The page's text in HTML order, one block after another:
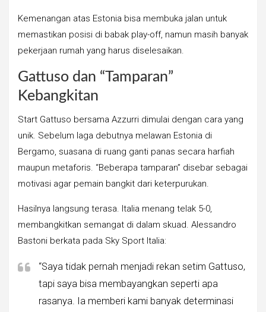
Kemenangan atas Estonia bisa membuka jalan untuk
memastikan posisi di babak play-off, namun masih banyak
pekerjaan rumah yang harus diselesaikan.
Gattuso dan “Tamparan”
Kebangkitan
Start Gattuso bersama Azzurri dimulai dengan cara yang
unik. Sebelum laga debutnya melawan Estonia di
Bergamo, suasana di ruang ganti panas secara harfiah
maupun metaforis. “Beberapa tamparan” disebar sebagai
motivasi agar pemain bangkit dari keterpurukan.
Hasilnya langsung terasa. Italia menang telak 5-0,
membangkitkan semangat di dalam skuad. Alessandro
Bastoni berkata pada Sky Sport Italia:
“Saya tidak pernah menjadi rekan setim Gattuso,
tapi saya bisa membayangkan seperti apa
rasanya. Ia memberi kami banyak determinasi